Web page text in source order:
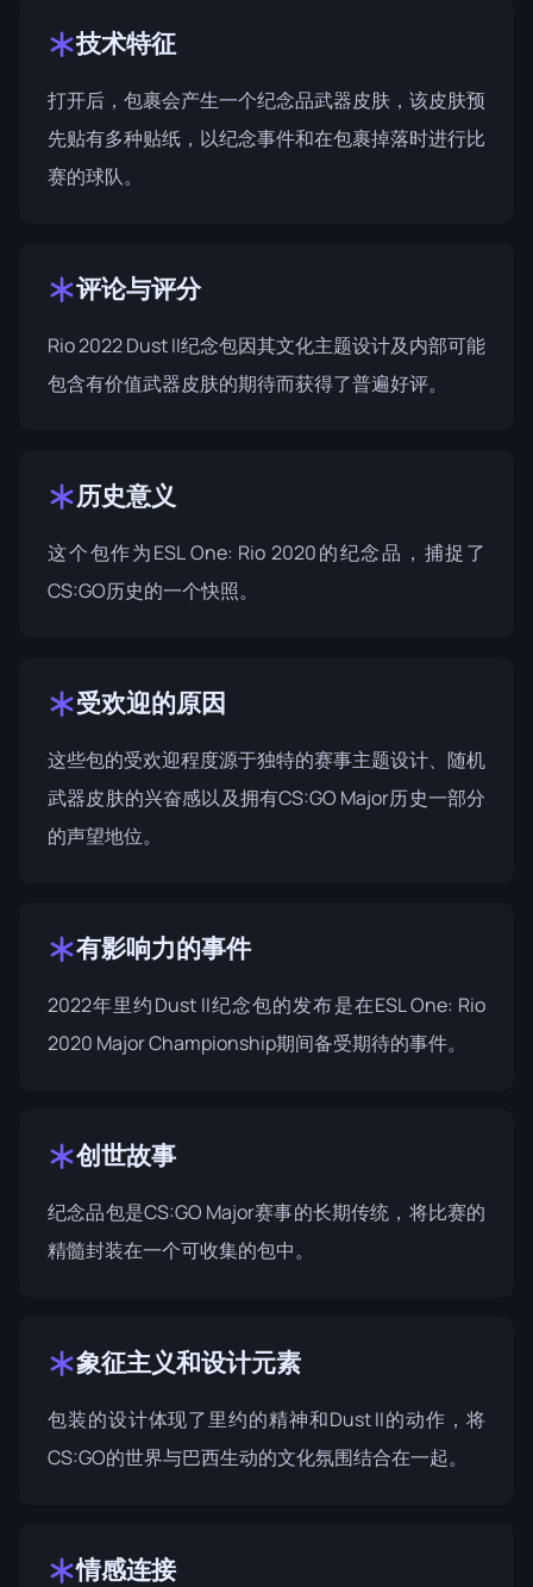
技术特征
打开后，包裹会产生一个纪念品武器皮肤，该皮肤预
先贴有多种贴纸，以纪念事件和在包裹掉落时进行比
赛的球队。
评论与评分
Rio 2022 Dust II纪念包因其文化主题设计及内部可能
包含有价值武器皮肤的期待而获得了普遍好评。
历史意义
这个包作为ESL One: Rio 2020的纪念品，捕捉了
CS:GO历史的一个快照。
受欢迎的原因
这些包的受欢迎程度源于独特的赛事主题设计、随机
武器皮肤的兴奋感以及拥有CS:GO Major历史一部分
的声望地位。
有影响力的事件
2022年里约Dust II纪念包的发布是在ESL One: Rio
2020 Major Championship期间备受期待的事件。
创世故事
纪念品包是CS:GO Major赛事的长期传统，将比赛的
精髓封装在一个可收集的包中。
象征主义和设计元素
包装的设计体现了里约的精神和Dust II的动作，将
CS:GO的世界与巴西生动的文化氛围结合在一起。
情感连接